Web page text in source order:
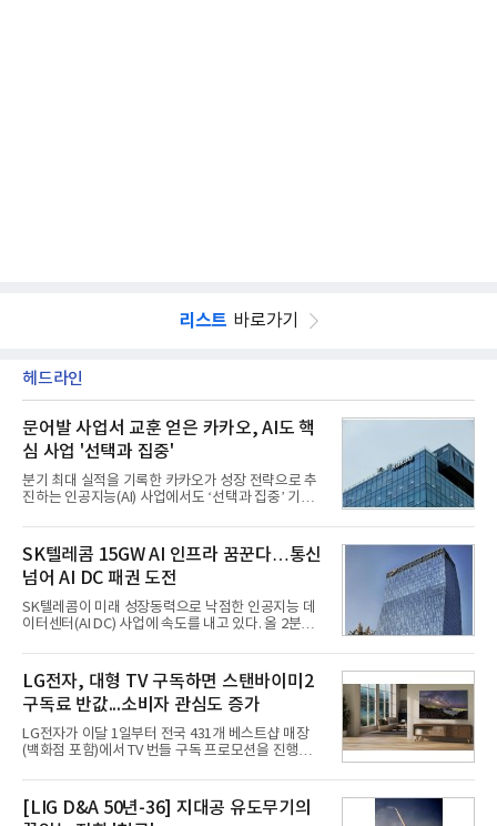
리스트 바로가기
헤드라인
문어발 사업서 교훈 얻은 카카오, AI도 핵
심 사업 '선택과 집중'
분기 최대 실적을 기록한 카카오가 성장 전략으로 추
진하는 인공지능(AI) 사업에서도 ‘선택과 집중’ 기조
라 투자에 나서는 것과 달리, 카카오는 ‘카카오톡’이
라는 플랫폼 경쟁력을 활용한 AI 에이전트 서비스에
집중하는 전략이다. 과거 무리한 사업 확장 과정에서
겪었던 시행착오를 되풀이하지 않고 핵심 역량에 집
중하겠다는 취지로 풀이된다.7일 업계에 따르면 카카
오는 올해 2분기 연결 기준 매출 2조985억원, 영업이
익 2770억원을 기록했다. 전년 동기 대비 매출과 영업
은 4884억
SK텔레콤 15GW AI 인프라 꿈꾼다…통신
넘어 AI DC 패권 도전
SK텔레콤이 미래 성장동력으로 낙점한 인공지능 데
이터센터(AI DC) 사업에 속도를 내고 있다. 올 2분기
는 2035년까지 총 15GW(기가와트) 규모의 AI DC를
구축하겠다는 대형 청사진을 제시하면서다. 이에 따
라 경쟁 구도 역시 이동통신사인 KT, LG유플러스를
넘어 네이버, 삼성SDS 등 IT 인프라 기업으로 확장되
고 있다.7일 SK텔레콤에 따르면 회사는 올해 2분기
연결 기준 매출 4조 3591억원, 영업이익 5660억원을
기록했다. 매출은 전년 동기 대비 0.5%, 영업이익은
따른 기저효과가 실
LG전자, 대형 TV 구독하면 스탠바이미2
구독료 반값...소비자 관심도 증가
LG전자가 이달 1일부터 전국 431개 베스트샵 매장
(백화점 포함)에서 TV 번들 구독 프로모션을 진행하고
인해주는 프로모션이다.대상 제품은 65·77·83형 올
레드, 75·86·100형 마이크로 RGB, 75·86형 미니
RGB 등 거실용 TV로 인기가 높은 베스트셀러 TV 20
[LIG D&A 50년-36] 지대공 유도무기의